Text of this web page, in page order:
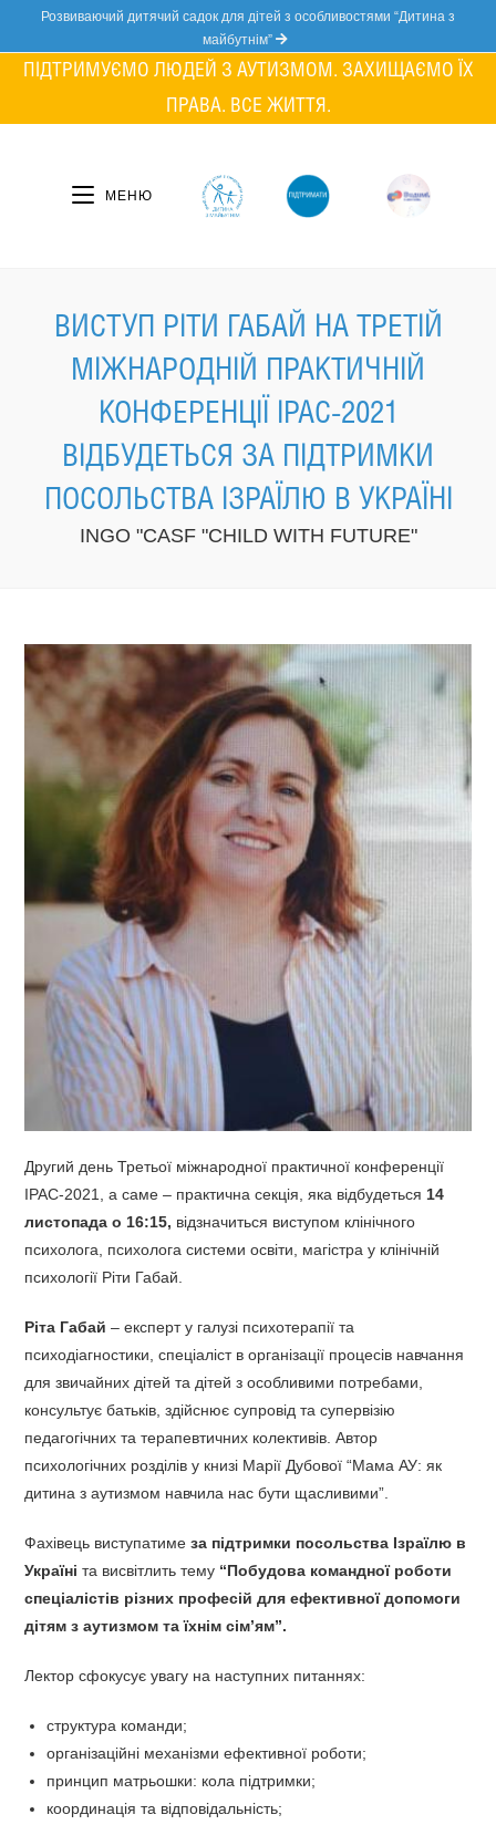
content
Розвиваючий дитячий садок для дітей з особливостями “Дитина з
майбутнім”
ПІДТРИМУЄМО ЛЮДЕЙ З АУТИЗМОМ. ЗАХИЩАЄМО ЇХ
ПРАВА. ВСЕ ЖИТТЯ.
МЕНЮ
ВИСТУП РІТИ ГАБАЙ НА ТРЕТІЙ
МІЖНАРОДНІЙ ПРАКТИЧНІЙ
КОНФЕРЕНЦІЇ IPAC-2021
ВІДБУДЕТЬСЯ ЗА ПІДТРИМКИ
ПОСОЛЬСТВА ІЗРАЇЛЮ В УКРАЇНІ
INGO "CASF "CHILD WITH FUTURE"
Другий день Третьої міжнародної практичної конференції
IPAC-2021, а саме – практична секція, яка відбудеться 14
листопада о 16:15, відзначиться виступом клінічного
психолога, психолога системи освіти, магістра у клінічній
психології Ріти Габай.
Ріта Габай – експерт у галузі психотерапії та
психодіагностики, спеціаліст в організації процесів навчання
для звичайних дітей та дітей з особливими потребами,
консультує батьків, здійснює супровід та супервізію
педагогічних та терапевтичних колективів. Автор
психологічних розділів у книзі Марії Дубової “Мама АУ: як
дитина з аутизмом навчила нас бути щасливими”.
Фахівець виступатиме за підтримки посольства Ізраїлю в
Україні та висвітлить тему “Побудова командної роботи
спеціалістів різних професій для ефективної допомоги
дітям з аутизмом та їхнім сім’ям”.
Лектор сфокусує увагу на наступних питаннях:
структура команди;
організаційні механізми ефективної роботи;
принцип матрьошки: кола підтримки;
координація та відповідальність;